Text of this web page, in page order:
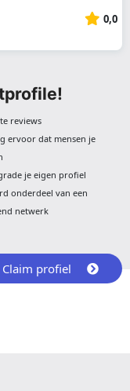
0,0
reviews
ervoor dat mensen je
je eigen profiel
onderdeel van een
netwerk
Claim profiel